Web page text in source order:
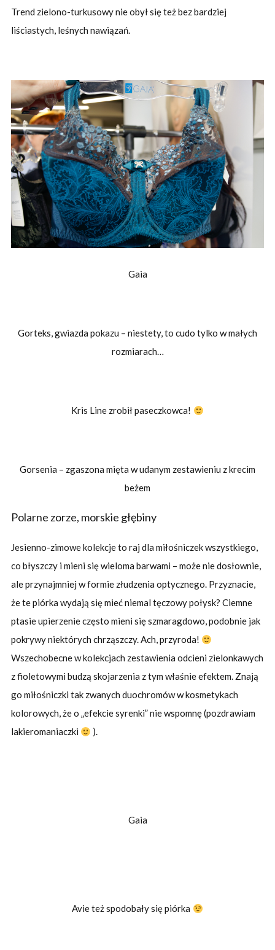
Trend zielono-turkusowy nie obył się też bez bardziej
liściastych, leśnych nawiązań.
Gaia
Gorteks, gwiazda pokazu – niestety, to cudo tylko w małych
rozmiarach…
Kris Line zrobił paseczkowca!
Gorsenia – zgaszona mięta w udanym zestawieniu z krecim
beżem
Polarne zorze, morskie głębiny
Jesienno-zimowe kolekcje to raj dla miłośniczek wszystkiego,
co błyszczy i mieni się wieloma barwami – może nie dosłownie,
ale przynajmniej w formie złudzenia optycznego. Przyznacie,
że te piórka wydają się mieć niemal tęczowy połysk? Ciemne
ptasie upierzenie często mieni się szmaragdowo, podobnie jak
pokrywy niektórych chrząszczy. Ach, przyroda!
Wszechobecne w kolekcjach zestawienia odcieni zielonkawych
z fioletowymi budzą skojarzenia z tym właśnie efektem. Znają
go miłośniczki tak zwanych duochromów w kosmetykach
kolorowych, że o „efekcie syrenki” nie wspomnę (pozdrawiam
lakieromaniaczki
).
Gaia
Avie też spodobały się piórka